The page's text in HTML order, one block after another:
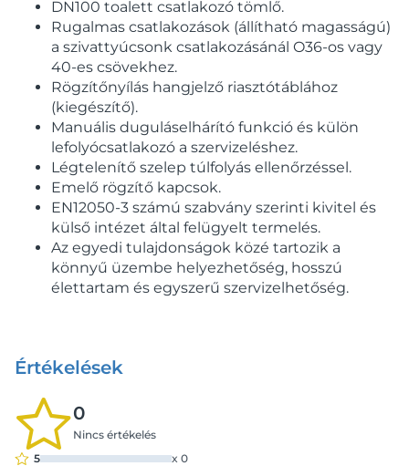
DN100 toalett csatlakozó tömlő.
Rugalmas csatlakozások (állítható magasságú)
a szivattyúcsonk csatlakozásánál O36-os vagy
40-es csövekhez.
Rögzítőnyílás hangjelző riasztótáblához
(kiegészítő).
Manuális duguláselhárító funkció és külön
lefolyócsatlakozó a szervizeléshez.
Légtelenítő szelep túlfolyás ellenőrzéssel.
Emelő rögzítő kapcsok.
EN12050-3 számú szabvány szerinti kivitel és
külső intézet által felügyelt termelés.
Az egyedi tulajdonságok közé tartozik a
könnyű üzembe helyezhetőség, hosszú
élettartam és egyszerű szervizelhetőség.
Értékelések
0
Nincs értékelés
5
x 0